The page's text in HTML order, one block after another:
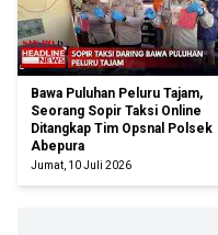
Bawa Puluhan Peluru Tajam,
Seorang Sopir Taksi Online
Ditangkap Tim Opsnal Polsek
Abepura
Jumat, 10 Juli 2026